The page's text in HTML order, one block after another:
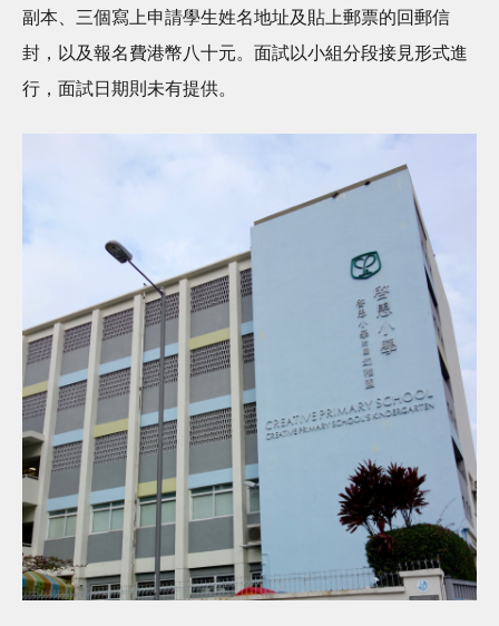
副本、三個寫上申請學生姓名地址及貼上郵票的回郵信
封，以及報名費港幣八十元。面試以小組分段接見形式進
行，面試日期則未有提供。